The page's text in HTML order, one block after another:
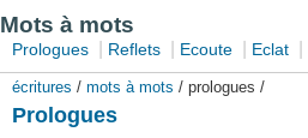
Mots à mots
Prologues Reflets Ecoute Eclat
écritures / mots à mots / prologues /
Prologues